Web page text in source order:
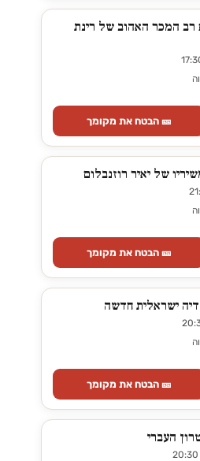
רב המכר האהוב של רינת
🎫 הבטח את מקומך
של יאיר רוזנבלום
🎫 הבטח את מקומך
ישראלית חדשה
🎫 הבטח את מקומך
העברי